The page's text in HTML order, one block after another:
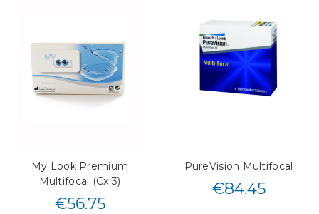
My Look Premium
Multifocal (Cx 3)
€56.75
PureVision Multifocal
€84.45